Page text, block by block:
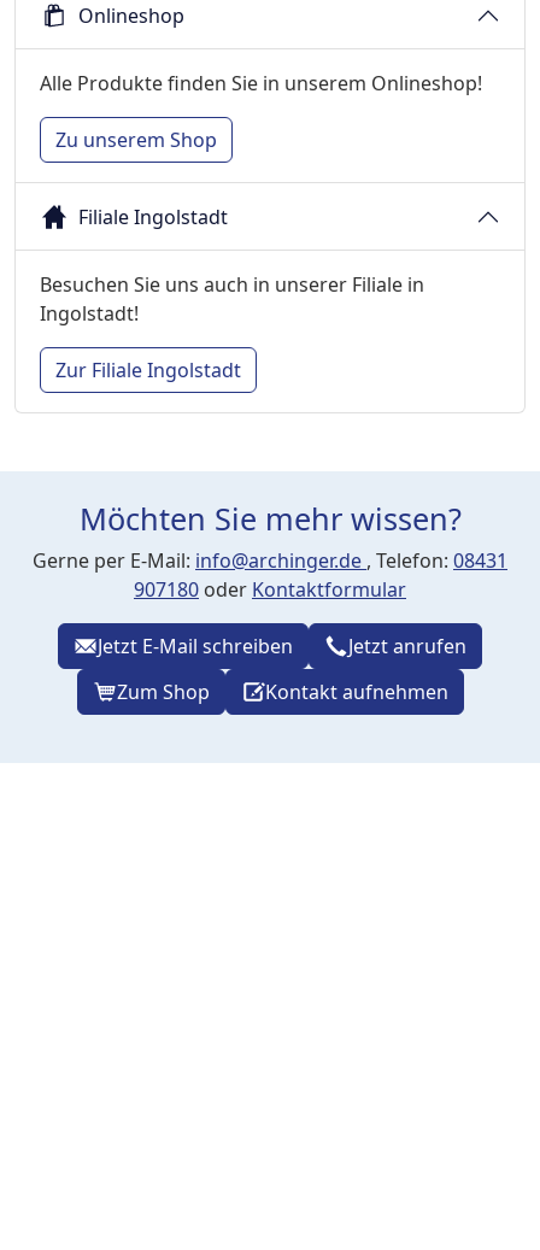
Onlineshop
Alle Produkte finden Sie in unserem Onlineshop!
Zu unserem Shop
Filiale Ingolstadt
Besuchen Sie uns auch in unserer Filiale in
Ingolstadt!
Zur Filiale Ingolstadt
Möchten Sie mehr wissen?
Gerne per E-Mail: info@archinger.de , Telefon: 08431
907180 oder Kontaktformular
Jetzt E-Mail schreiben
Jetzt anrufen
Zum Shop
Kontakt aufnehmen